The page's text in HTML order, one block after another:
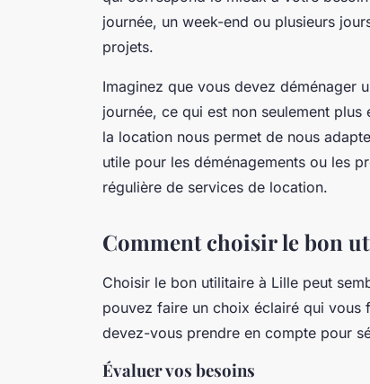
journée, un week-end ou plusieurs
projets.
Imaginez que vous devez déménager
journée, ce qui est non seulement
la location nous permet de nous
utile pour les déménagements ou les
régulière de services de location.
Comment choisir le bon
Choisir le bon utilitaire à Lille peut
pouvez faire un choix éclairé qui vous
devez-vous prendre en compte pour
Évaluer vos besoins